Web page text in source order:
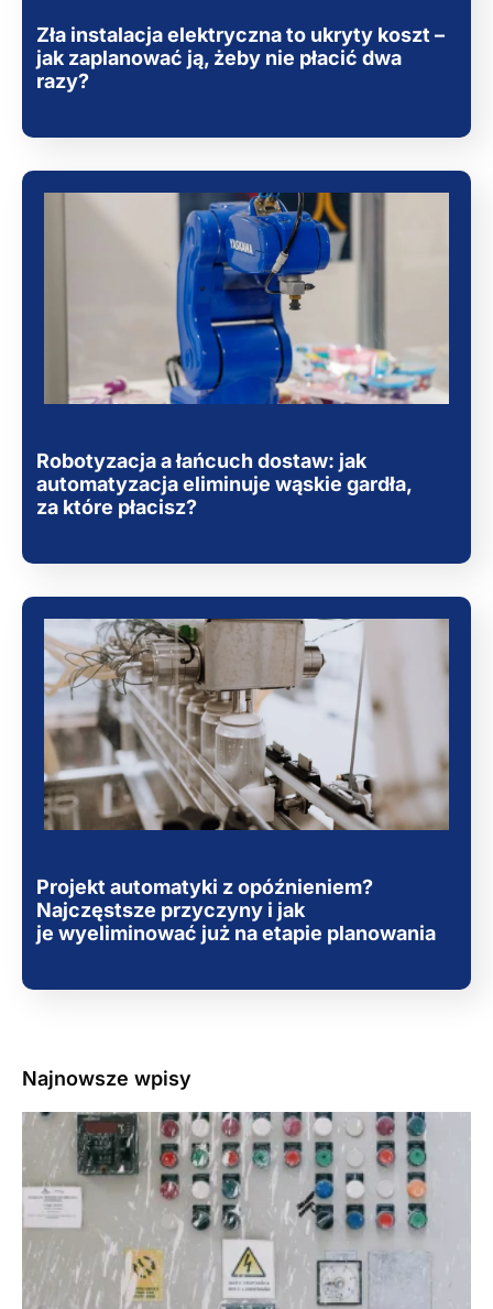
Zła instalacja elektryczna to ukryty koszt –
jak zaplanować ją, żeby nie płacić dwa
razy?
Robotyzacja a łańcuch dostaw: jak
automatyzacja eliminuje wąskie gardła,
za które płacisz?
Projekt automatyki z opóźnieniem?
Najczęstsze przyczyny i jak
je wyeliminować już na etapie planowania
Najnowsze wpisy